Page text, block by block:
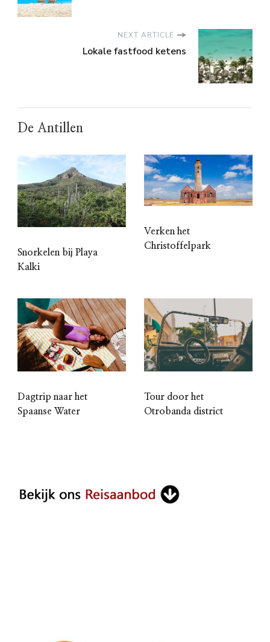
NEXT ARTICLE
Lokale fastfood ketens
De Antillen
Snorkelen bij Playa
Kalki
Verken het
Christoffelpark
Dagtrip naar het
Spaanse Water
Tour door het
Otrobanda district